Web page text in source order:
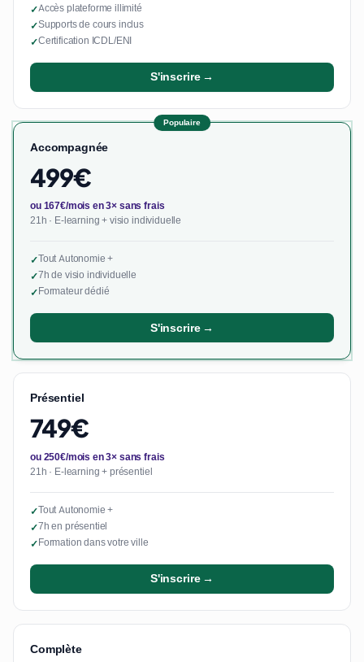
✓Accès plateforme illimité
✓Supports de cours inclus
✓Certification ICDL/ENI
S'inscrire →
Populaire
Accompagnée
499€
ou 167€/mois en 3× sans frais
21h · E-learning + visio individuelle
✓Tout Autonomie +
✓7h de visio individuelle
✓Formateur dédié
S'inscrire →
Présentiel
749€
ou 250€/mois en 3× sans frais
21h · E-learning + présentiel
✓Tout Autonomie +
✓7h en présentiel
✓Formation dans votre ville
S'inscrire →
Complète